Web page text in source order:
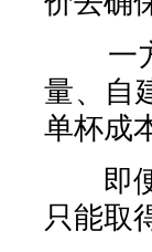
一方
量、自
单杯成
即便
只能取